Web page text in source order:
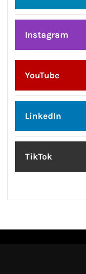
Instagram
YouTube
LinkedIn
TikTok